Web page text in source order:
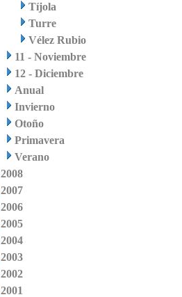
Tíjola
Turre
Vélez Rubio
11 - Noviembre
12 - Diciembre
Anual
Invierno
Otoño
Primavera
Verano
2008
2007
2006
2005
2004
2003
2002
2001